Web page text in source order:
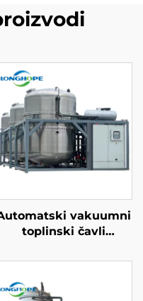
vakuumni
toplinski čavli
kontinuiranog
odlaganja otpadne